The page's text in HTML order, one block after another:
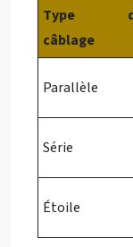
Type
câblage
Parallèle
Série
Étoile